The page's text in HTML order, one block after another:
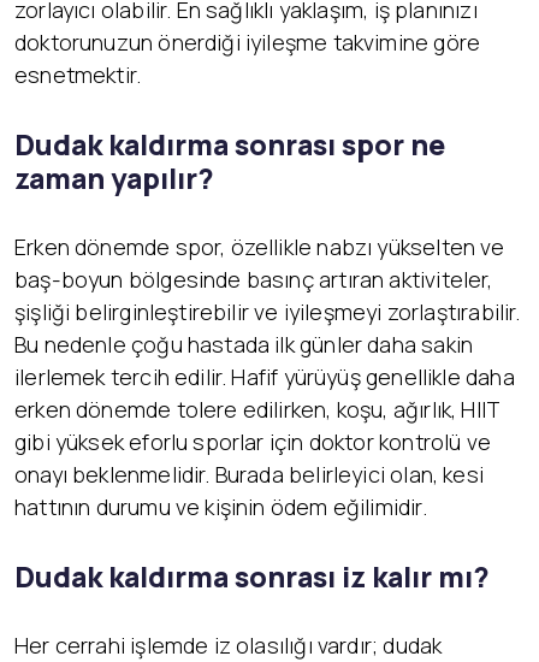
zorlayıcı olabilir. En sağlıklı yaklaşım, iş planınızı
doktorunuzun önerdiği iyileşme takvimine göre
esnetmektir.
Dudak kaldırma sonrası spor ne
zaman yapılır?
Erken dönemde spor, özellikle nabzı yükselten ve
baş-boyun bölgesinde basınç artıran aktiviteler,
şişliği belirginleştirebilir ve iyileşmeyi zorlaştırabilir.
Bu nedenle çoğu hastada ilk günler daha sakin
ilerlemek tercih edilir. Hafif yürüyüş genellikle daha
erken dönemde tolere edilirken, koşu, ağırlık, HIIT
gibi yüksek eforlu sporlar için doktor kontrolü ve
onayı beklenmelidir. Burada belirleyici olan, kesi
hattının durumu ve kişinin ödem eğilimidir.
Dudak kaldırma sonrası iz kalır mı?
Her cerrahi işlemde iz olasılığı vardır; dudak